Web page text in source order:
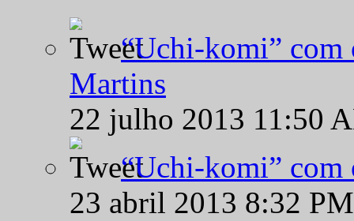
“Uchi-komi” com
Martins
22 julho 2013 11:50
“Uchi-komi” com
23 abril 2013 8:32